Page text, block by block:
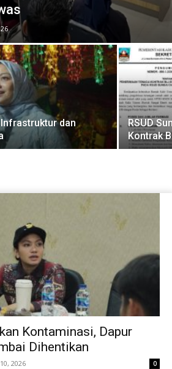
dan
RSUD
Kontrak
Kontaminasi, Dapur
Dihentikan
2026 0